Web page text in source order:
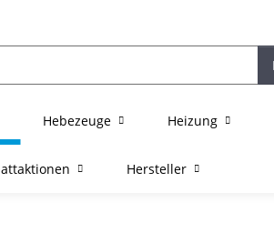
Hebezeuge Heizung
Hersteller